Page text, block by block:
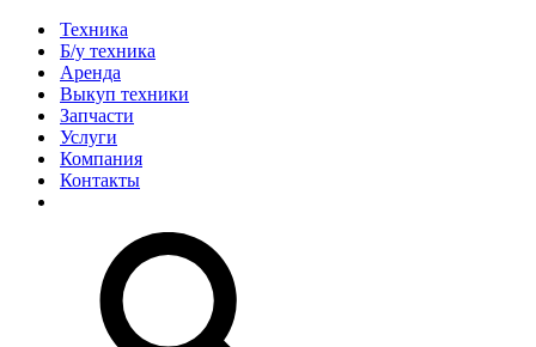
Техника
Б/у техника
Аренда
Выкуп техники
Запчасти
Услуги
Компания
Контакты